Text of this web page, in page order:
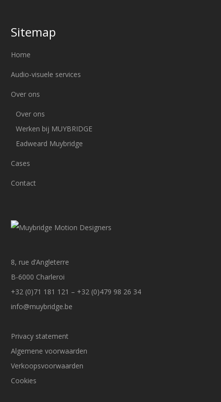
Sitemap
Home
Audio-visuele services
Over ons
Over ons
Werken bij MUYBRIDGE
Eadweard Muybridge
Cases
Contact
8, rue d’Angleterre
B-6000 Charleroi
+32 (0)71 181 121 – +32 (0)479 98 26 34
info@muybridge.be
Privacy statement
Algemene voorwaarden
Verkoopsvoorwaarden
Cookies